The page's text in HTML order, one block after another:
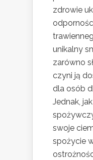
zdrowie
unikalny
zarówno
czyni ją
dla osób
Jednak,
swoje
spożycie